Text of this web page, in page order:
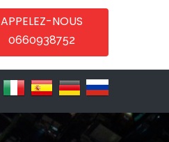
APPELEZ-NOUS
0660938752